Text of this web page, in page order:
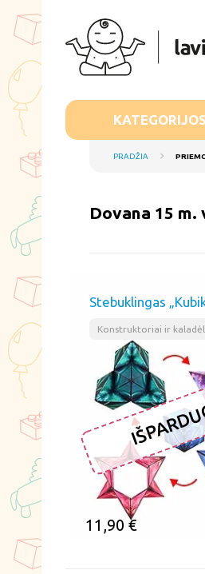
KATEGORIJOS
PRADŽIA
dovana 15
Stebuklingas
Konstruktoriai ir
11,90 €